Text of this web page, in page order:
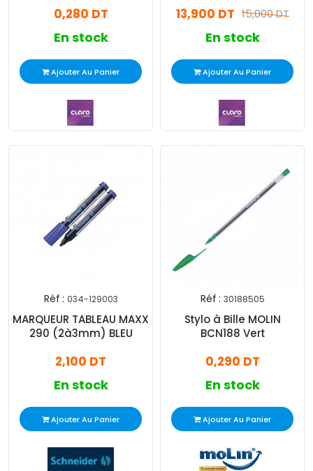
0,280 DT
En stock
Ajouter Au Panier
15,000 DT
13,900 DT
En stock
Ajouter Au Panier
Réf : 034-129003
MARQUEUR TABLEAU MAXX
290 (2à3mm) BLEU
2,100 DT
En stock
Ajouter Au Panier
Réf : 30188505
Stylo à Bille MOLIN
BCN188 Vert
0,290 DT
En stock
Ajouter Au Panier